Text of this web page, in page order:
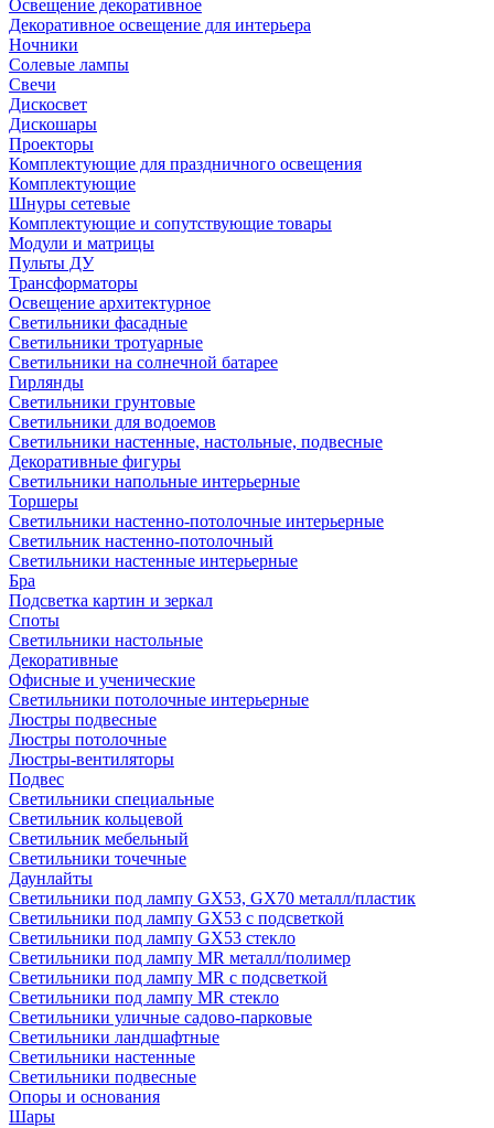
Освещение декоративное
Декоративное освещение для интерьера
Ночники
Солевые лампы
Свечи
Дискосвет
Дискошары
Проекторы
Комплектующие для праздничного освещения
Комплектующие
Шнуры сетевые
Комплектующие и сопутствующие товары
Модули и матрицы
Пульты ДУ
Трансформаторы
Освещение архитектурное
Светильники фасадные
Светильники тротуарные
Светильники на солнечной батарее
Гирлянды
Светильники грунтовые
Светильники для водоемов
Светильники настенные, настольные, подвесные
Декоративные фигуры
Светильники напольные интерьерные
Торшеры
Светильники настенно-потолочные интерьерные
Светильник настенно-потолочный
Светильники настенные интерьерные
Бра
Подсветка картин и зеркал
Споты
Светильники настольные
Декоративные
Офисные и ученические
Светильники потолочные интерьерные
Люстры подвесные
Люстры потолочные
Люстры-вентиляторы
Подвес
Светильники специальные
Светильник кольцевой
Светильник мебельный
Светильники точечные
Даунлайты
Светильники под лампу GX53, GX70 металл/пластик
Светильники под лампу GX53 с подсветкой
Светильники под лампу GX53 стекло
Светильники под лампу MR металл/полимер
Светильники под лампу MR с подсветкой
Светильники под лампу MR стекло
Светильники уличные садово-парковые
Светильники ландшафтные
Светильники настенные
Светильники подвесные
Опоры и основания
Шары